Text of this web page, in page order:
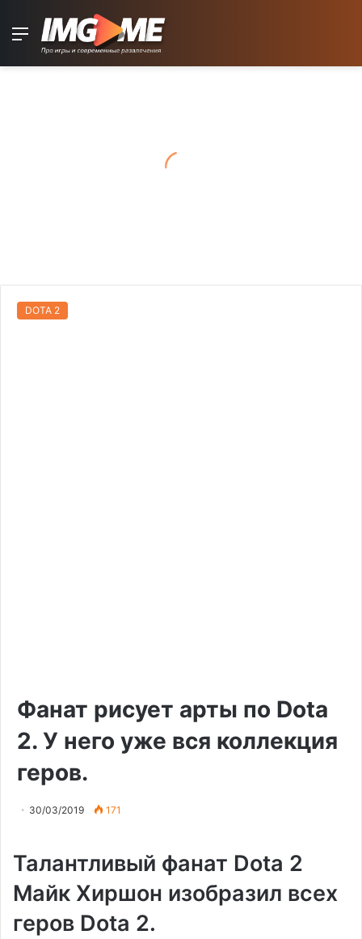
Menu
DOTA 2
Фанат рисует арты по Dota
2. У него уже вся коллекция
геров.
30/03/2019 171
Талантливый фанат Dota 2
Майк Хиршон изобразил всех
геров Dota 2.